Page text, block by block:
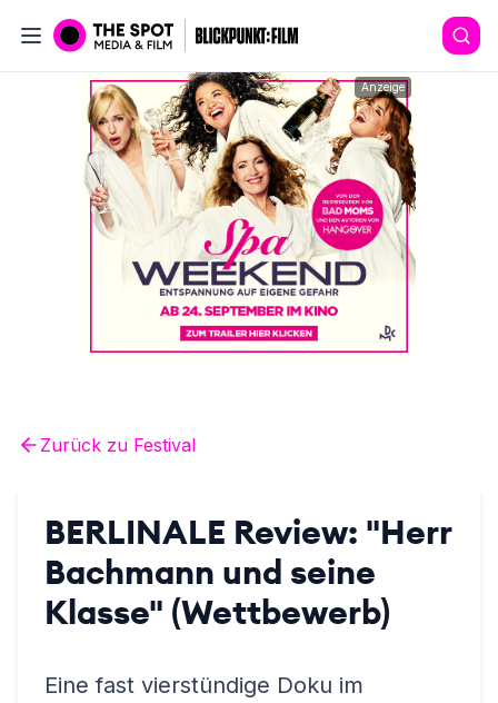
Anzeige
Zurück zu Festival
BERLINALE Review: "Herr
Bachmann und seine
Klasse" (Wettbewerb)
Eine fast vierstündige Doku im